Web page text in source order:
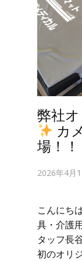
弊社
カ
場！！
2026年4月
こんにち
具・介護
タッフ長
初のオリ